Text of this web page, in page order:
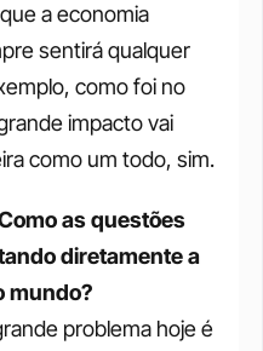
a economia
sentirá qualquer
como foi no
impacto vai
as questões
diretamente a
mundo?
problema hoje é